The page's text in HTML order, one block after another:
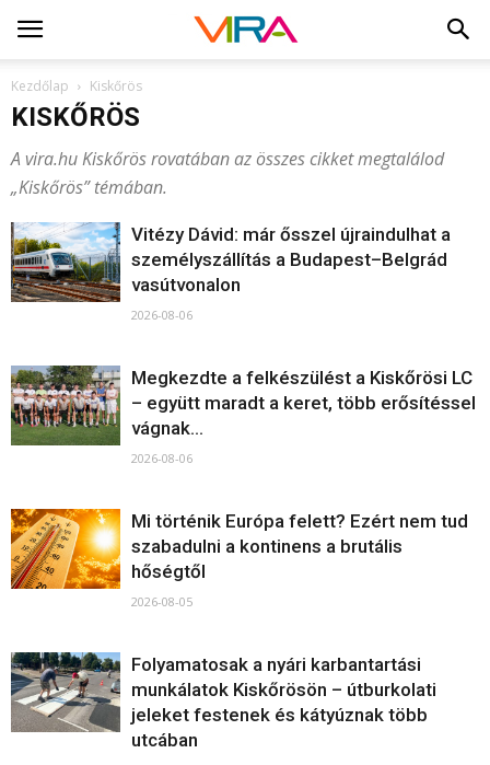
Kezdőlap Kiskőrös
KISKŐRÖS
A vira.hu Kiskőrös rovatában az összes cikket megtalálod
„Kiskőrös” témában.
Vitézy Dávid: már ősszel újraindulhat a
személyszállítás a Budapest–Belgrád
vasútvonalon
2026-08-06
Megkezdte a felkészülést a Kiskőrösi LC
– együtt maradt a keret, több erősítéssel
vágnak...
2026-08-06
Mi történik Európa felett? Ezért nem tud
szabadulni a kontinens a brutális
hőségtől
2026-08-05
Folyamatosak a nyári karbantartási
munkálatok Kiskőrösön – útburkolati
jeleket festenek és kátyúznak több
utcában